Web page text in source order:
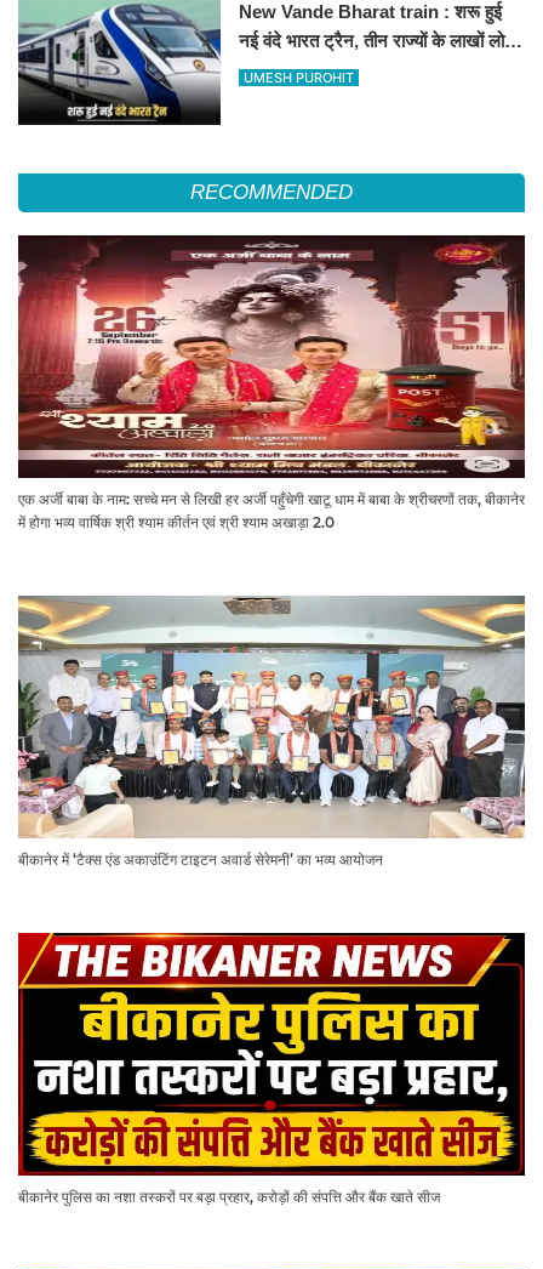
New Vande Bharat train : शरू हुई
नई वंदे भारत ट्रैन, तीन राज्यों के लाखों लोगों
का सफर होगा आसान, देखें पूरा रूटमैप
UMESH PUROHIT
RECOMMENDED
एक अर्जी बाबा के नाम: सच्चे मन से लिखी हर अर्जी पहुँचेगी खाटू धाम में बाबा के श्रीचरणों तक, बीकानेर
में होगा भव्य वार्षिक श्री श्याम कीर्तन एवं श्री श्याम अखाड़ा 2.0
बीकानेर में ‘टैक्स एंड अकाउंटिंग टाइटन अवार्ड सेरेमनी’ का भव्य आयोजन
बीकानेर पुलिस का नशा तस्करों पर बड़ा प्रहार, करोड़ों की संपत्ति और बैंक खाते सीज